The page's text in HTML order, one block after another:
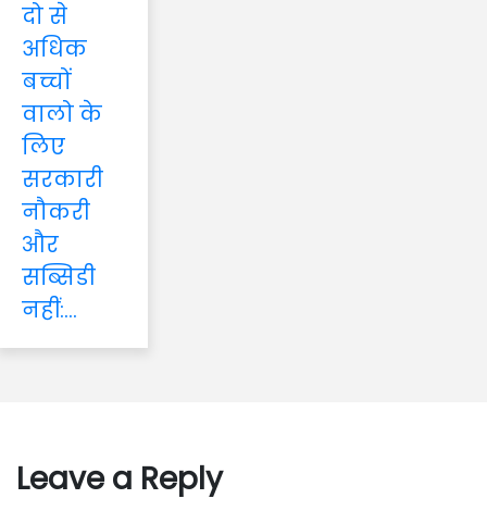
दो से
अधिक
बच्चों
वालो के
लिए
सरकारी
नौकरी
और
सब्सिडी
नहीं:...
Leave a Reply